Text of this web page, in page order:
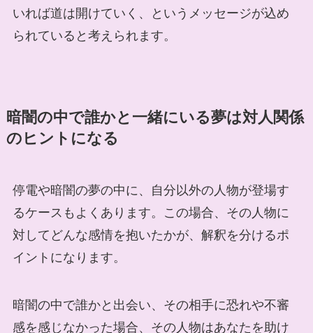
いれば道は開けていく、というメッセージが込め
られていると考えられます。
暗闇の中で誰かと一緒にいる夢は対人関係
のヒントになる
停電や暗闇の夢の中に、自分以外の人物が登場す
るケースもよくあります。この場合、その人物に
対してどんな感情を抱いたかが、解釈を分けるポ
イントになります。
暗闇の中で誰かと出会い、その相手に恐れや不審
感を感じなかった場合、その人物はあなたを助け